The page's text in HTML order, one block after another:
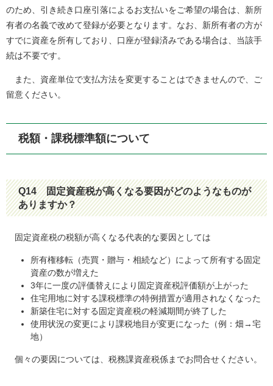
のため、引き続き口座引落によるお支払いをご希望の場合は、新所
有者の名義で改めて登録が必要となります。なお、新所有者の方が
すでに資産を所有しており、口座が登録済みである場合は、当該手
続は不要です。
また、資産単位で支払方法を変更することはできませんので、ご
留意ください。
税額・課税標準額について
Q14固定資産税が高くなる要因がどのようなものが
ありますか？
固定資産税の税額が高くなる代表的な要因としては
所有権移転（売買・贈与・相続など）によって所有する固定
資産の数が増えた
3年に一度の評価替えにより固定資産税評価額が上がった
住宅用地に対する課税標準の特例措置が適用されなくなった
新築住宅に対する固定資産税の軽減期間が終了した
使用状況の変更により課税地目が変更になった（例：畑→宅
地）
個々の要因については、税務課資産税係までお問合せください。